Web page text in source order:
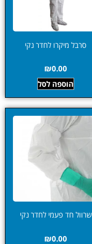
סרבל מיקרו לחדר נקי
₪0.00
הוספה לסל
שרוול חד פעמי לחדר נקי
₪0.00